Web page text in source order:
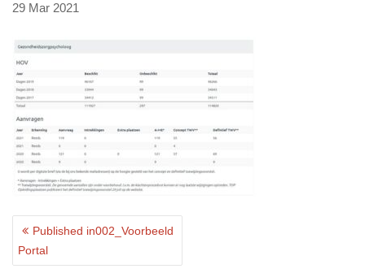
29 Mar 2021
Post
navigation
Published in002_Voorbeeld
Portal